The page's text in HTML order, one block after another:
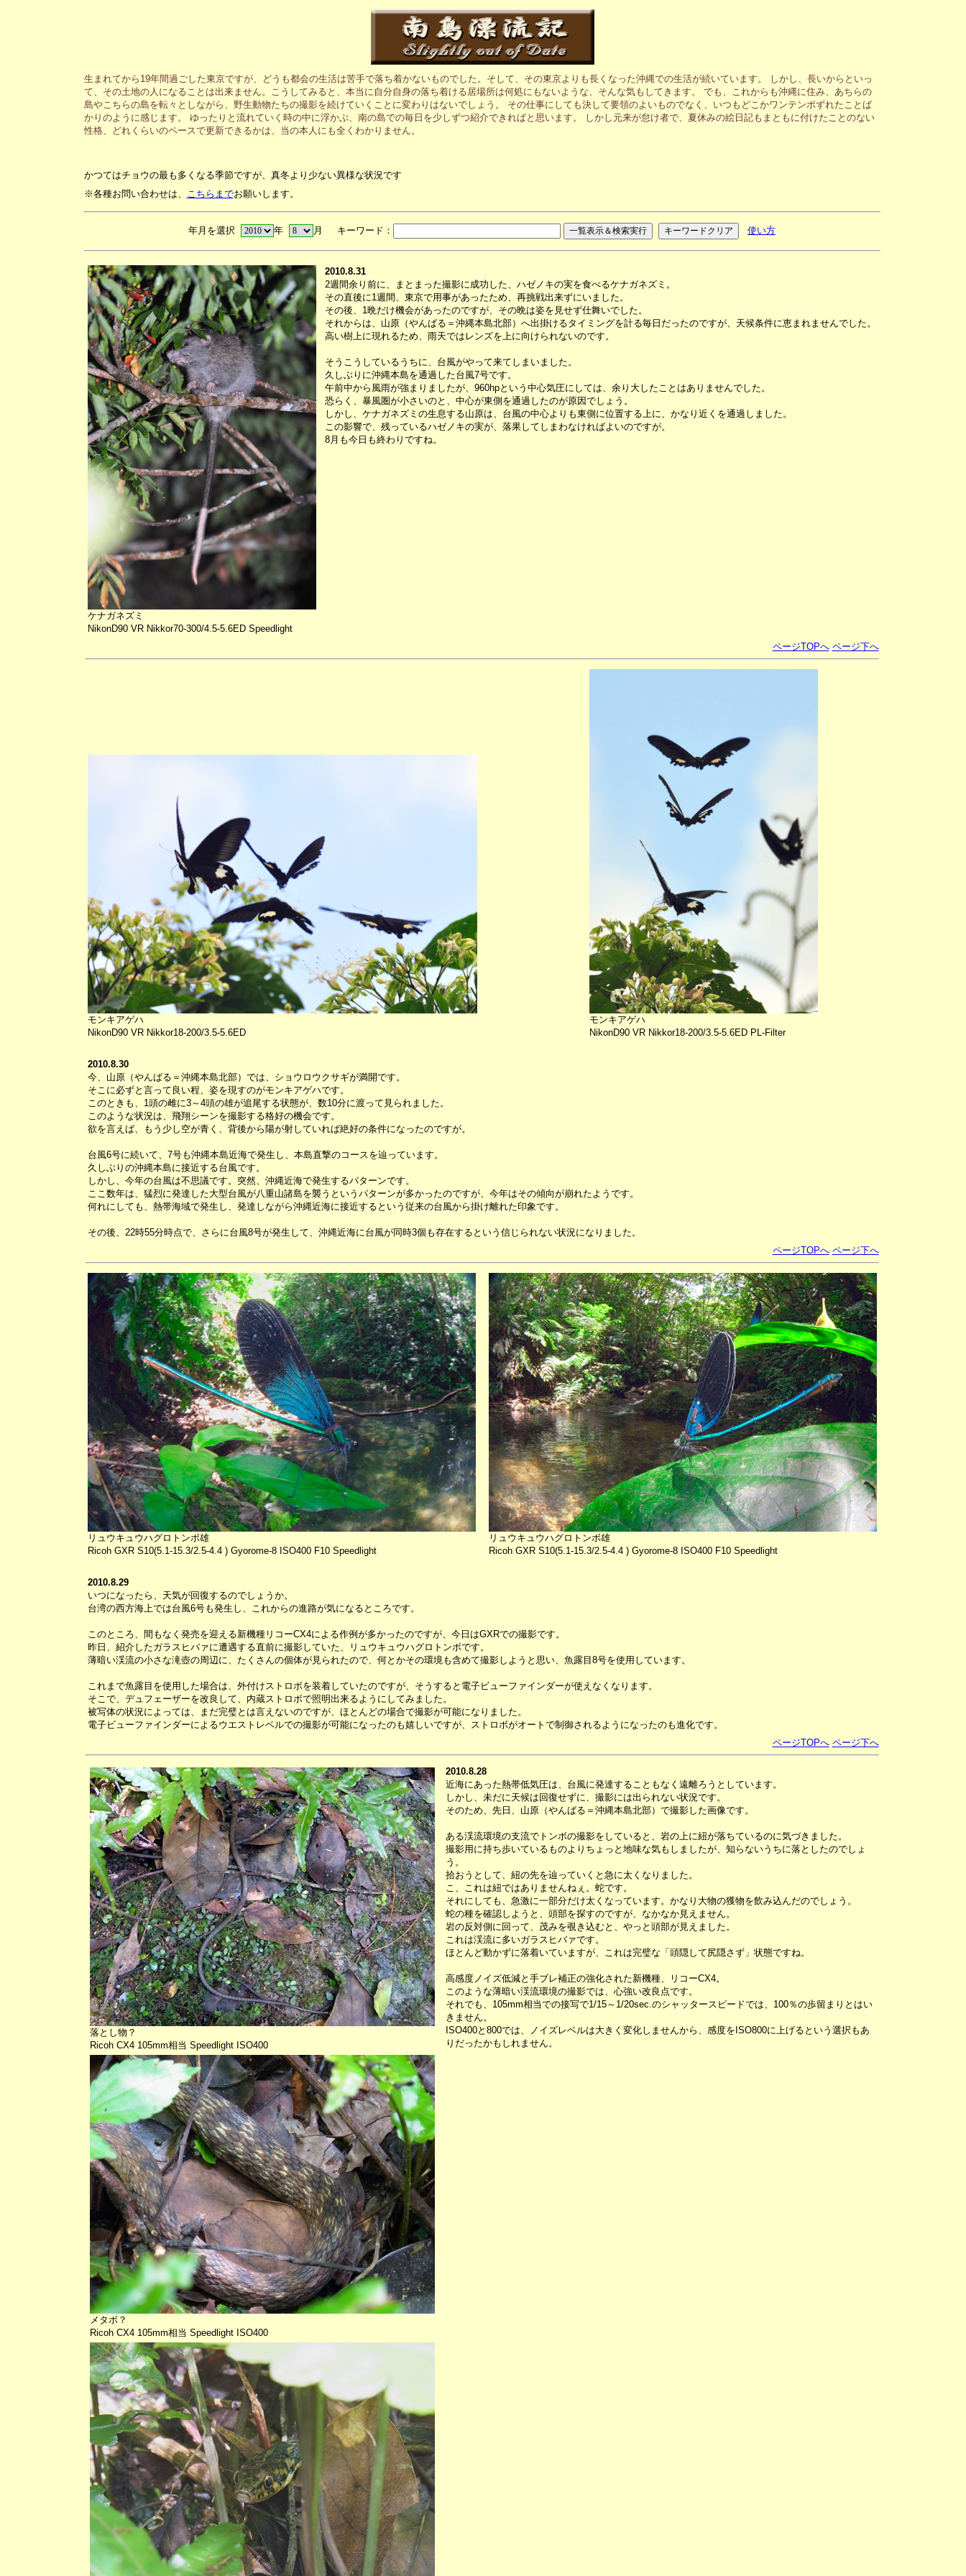
生まれてから19年間過ごした東京ですが、どうも都会の生活は苦手で落ち着かないものでした。そして、その東京よりも長くなった沖縄での生活が続いています。 しかし、長いからといっ
て、その土地の人になることは出来ません。こうしてみると、本当に自分自身の落ち着ける居場所は何処にもないような、そんな気もしてきます。 でも、これからも沖縄に住み、あちらの
島やこちらの島を転々としながら、野生動物たちの撮影を続けていくことに変わりはないでしょう。 その仕事にしても決して要領のよいものでなく、いつもどこかワンテンポずれたことば
かりのように感じます。 ゆったりと流れていく時の中に浮かぶ、南の島での毎日を少しずつ紹介できればと思います。 しかし元来が怠け者で、夏休みの絵日記もまともに付けたことのない
性格、どれくらいのペースで更新できるかは、当の本人にも全くわかりません。
かつてはチョウの最も多くなる季節ですが、真冬より少ない異様な状況です
※各種お問い合わせは、 こちらまでお願いします。
年月を選択 年 月 キーワード： 使い方
ケナガネズミ
NikonD90 VR Nikkor70-300/4.5-5.6ED Speedlight
2010.8.31
2週間余り前に、まとまった撮影に成功した、ハゼノキの実を食べるケナガネズミ。
その直後に1週間、東京で用事があったため、再挑戦出来ずにいました。
その後、1晩だけ機会があったのですが、その晩は姿を見せず仕舞いでした。
それからは、山原（やんばる＝沖縄本島北部）へ出掛けるタイミングを計る毎日だったのですが、天候条件に恵まれませんでした。
高い樹上に現れるため、雨天ではレンズを上に向けられないのです。
そうこうしているうちに、台風がやって来てしまいました。
久しぶりに沖縄本島を通過した台風7号です。
午前中から風雨が強まりましたが、960hpという中心気圧にしては、余り大したことはありませんでした。
恐らく、暴風圏が小さいのと、中心が東側を通過したのが原因でしょう。
しかし、ケナガネズミの生息する山原は、台風の中心よりも東側に位置する上に、かなり近くを通過しました。
この影響で、残っているハゼノキの実が、落果してしまわなければよいのですが。
8月も今日も終わりですね。
ページTOPへ ページ下へ
モンキアゲハ
NikonD90 VR Nikkor18-200/3.5-5.6ED
モンキアゲハ
NikonD90 VR Nikkor18-200/3.5-5.6ED PL-Filter
2010.8.30
今、山原（やんばる＝沖縄本島北部）では、ショウロウクサギが満開です。
そこに必ずと言って良い程、姿を現すのがモンキアゲハです。
このときも、1頭の雌に3～4頭の雄が追尾する状態が、数10分に渡って見られました。
このような状況は、飛翔シーンを撮影する格好の機会です。
欲を言えば、もう少し空が青く、背後から陽が射していれば絶好の条件になったのですが。
台風6号に続いて、7号も沖縄本島近海で発生し、本島直撃のコースを辿っています。
久しぶりの沖縄本島に接近する台風です。
しかし、今年の台風は不思議です。突然、沖縄近海で発生するパターンです。
ここ数年は、猛烈に発達した大型台風が八重山諸島を襲うというパターンが多かったのですが、今年はその傾向が崩れたようです。
何れにしても、熱帯海域で発生し、発達しながら沖縄近海に接近するという従来の台風から掛け離れた印象です。
その後、22時55分時点で、さらに台風8号が発生して、沖縄近海に台風が同時3個も存在するという信じられない状況になりました。
ページTOPへ ページ下へ
リュウキュウハグロトンボ雄
Ricoh GXR S10(5.1-15.3/2.5-4.4 ) Gyorome-8 ISO400 F10 Speedlight
リュウキュウハグロトンボ雄
Ricoh GXR S10(5.1-15.3/2.5-4.4 ) Gyorome-8 ISO400 F10 Speedlight
2010.8.29
いつになったら、天気が回復するのでしょうか。
台湾の西方海上では台風6号も発生し、これからの進路が気になるところです。
このところ、間もなく発売を迎える新機種リコーCX4による作例が多かったのですが、今日はGXRでの撮影です。
昨日、紹介したガラスヒバァに遭遇する直前に撮影していた、リュウキュウハグロトンボです。
薄暗い渓流の小さな滝壺の周辺に、たくさんの個体が見られたので、何とかその環境も含めて撮影しようと思い、魚露目8号を使用しています。
これまで魚露目を使用した場合は、外付けストロボを装着していたのですが、そうすると電子ビューファインダーが使えなくなります。
そこで、デュフェーザーを改良して、内蔵ストロボで照明出来るようにしてみました。
被写体の状況によっては、まだ完璧とは言えないのですが、ほとんどの場合で撮影が可能になりました。
電子ビューファインダーによるウエストレベルでの撮影が可能になったのも嬉しいですが、ストロボがオートで制御されるようになったのも進化です。
ページTOPへ ページ下へ
落とし物？
Ricoh CX4 105mm相当 Speedlight ISO400
メタボ？
Ricoh CX4 105mm相当 Speedlight ISO400
2010.8.28
近海にあった熱帯低気圧は、台風に発達することもなく遠離ろうとしています。
しかし、未だに天候は回復せずに、撮影には出られない状況です。
そのため、先日、山原（やんばる＝沖縄本島北部）で撮影した画像です。
ある渓流環境の支流でトンボの撮影をしていると、岩の上に紐が落ちているのに気づきました。
撮影用に持ち歩いているものよりちょっと地味な気もしましたが、知らないうちに落としたのでしょ
う。
拾おうとして、紐の先を辿っていくと急に太くなりました。
こ、これは紐ではありませんねぇ。蛇です。
それにしても、急激に一部分だけ太くなっています。かなり大物の獲物を飲み込んだのでしょう。
蛇の種を確認しようと、頭部を探すのですが、なかなか見えません。
岩の反対側に回って、茂みを覗き込むと、やっと頭部が見えました。
これは渓流に多いガラスヒバァです。
ほとんど動かずに落着いていますが、これは完璧な「頭隠して尻隠さず」状態ですね。
高感度ノイズ低減と手ブレ補正の強化された新機種、リコーCX4。
このような薄暗い渓流環境の撮影では、心強い改良点です。
それでも、105mm相当での接写で1/15～1/20sec.のシャッタースピードでは、100％の歩留まりとはい
きません。
ISO400と800では、ノイズレベルは大きく変化しませんから、感度をISO800に上げるという選択もあ
りだったかもしれません。